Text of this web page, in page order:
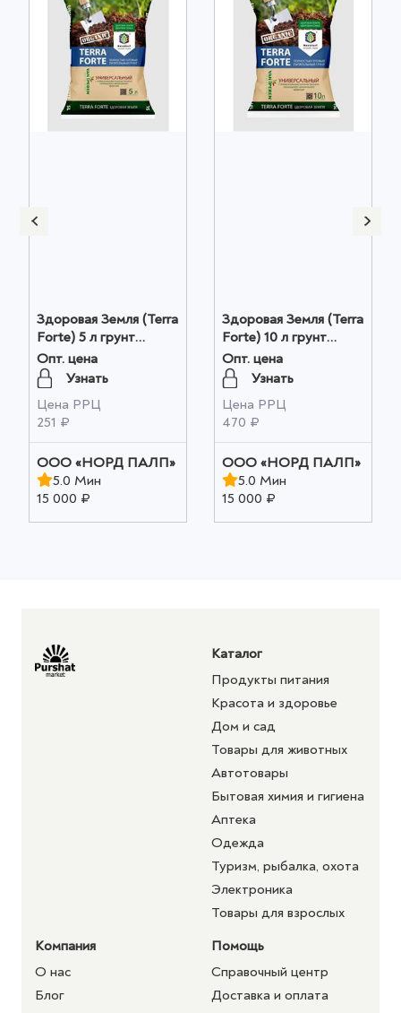
Здоровая Земля (Terra
Forte) 5 л грунт
универсальный с
перлитом оптом
Опт. цена
Узнать
Цена РРЦ
251 ₽
ООО «НОРД ПАЛП»
5.0 Мин
15 000 ₽
Здоровая Земля (Terra
Forte) 10 л грунт
универсальный с
перлитом оптом
Опт. цена
Узнать
Цена РРЦ
470 ₽
ООО «НОРД ПАЛП»
5.0 Мин
15 000 ₽
Каталог
Продукты питания
Красота и здоровье
Дом и сад
Товары для животных
Автотовары
Бытовая химия и гигиена
Аптека
Одежда
Туризм, рыбалка, охота
Электроника
Товары для взрослых
Компания
О нас
Блог
Помощь
Справочный центр
Доставка и оплата